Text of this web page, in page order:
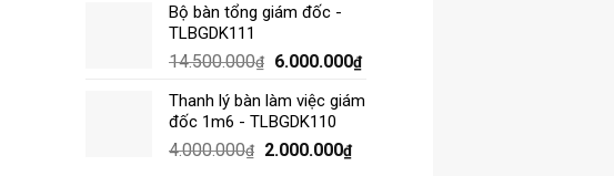
Bộ bàn tổng giám đốc -
TLBGDK111
14.500.000₫ 6.000.000₫
Thanh lý bàn làm việc giám
đốc 1m6 - TLBGDK110
4.000.000₫ 2.000.000₫